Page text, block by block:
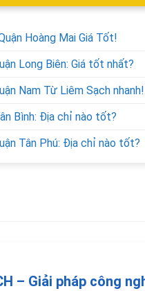
Hoàng Mai Giá Tốt!
Long Biên: Giá tốt nhất?
Nam Từ Liêm Sạch nhanh!
Bình: Địa chỉ nào tốt?
Tân Phú: Địa chỉ nào tốt?
– Giải pháp công